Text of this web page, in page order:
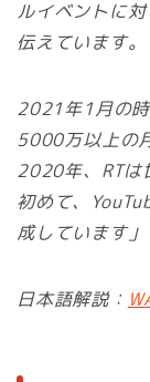
ルイベントに
伝えています。
2021年1月の
5000万以上の
2020年、RTは
初めて、
成しています」
日本語解説：